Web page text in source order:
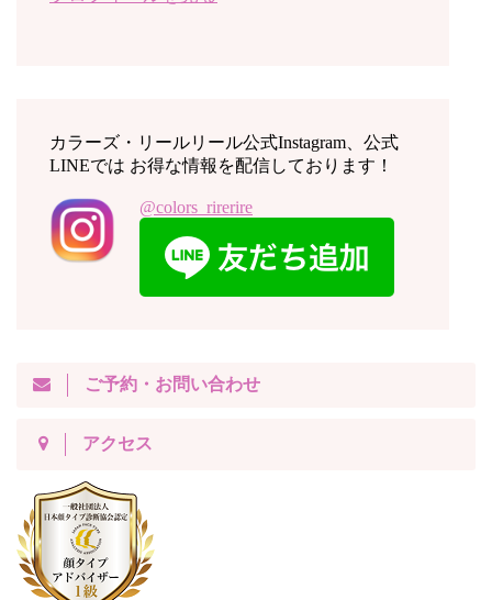
カラーズ・リールリール公式Instagram、公式
LINEでは お得な情報を配信しております！
@colors_rirerire
ご予約・お問い合わせ
アクセス